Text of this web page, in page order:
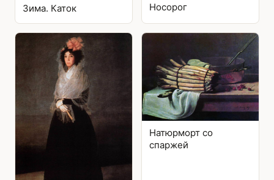
Зима. Каток Носорог
Натюрморт со
спаржей